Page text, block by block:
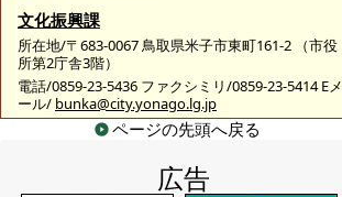
文化振興課
所在地/〒683-0067 鳥取県米子市東町161-2 （市役
所第2庁舎3階）
電話/0859-23-5436 ファクシミリ/0859-23-5414 Eメ
ール/ bunka@city.yonago.lg.jp
ページの先頭へ戻る
広告